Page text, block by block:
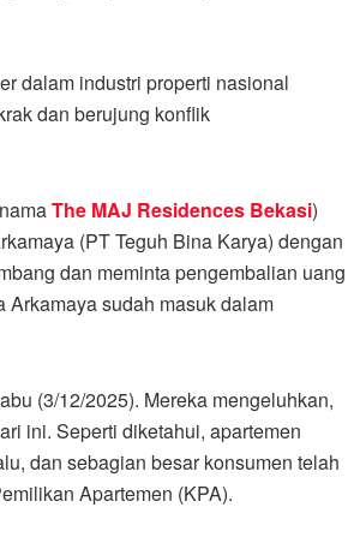
dalam industri properti nasional
dan berujung konflik
The MAJ Residences Bekasi)
(PT Teguh Bina Karya) dengan
dan meminta pengembalian uang
Arkamaya sudah masuk dalam
(3/12/2025). Mereka mengeluhkan,
ini. Seperti diketahui, apartemen
dan sebagian besar konsumen telah
Apartemen (KPA).